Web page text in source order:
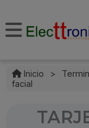
Inicio >
facial